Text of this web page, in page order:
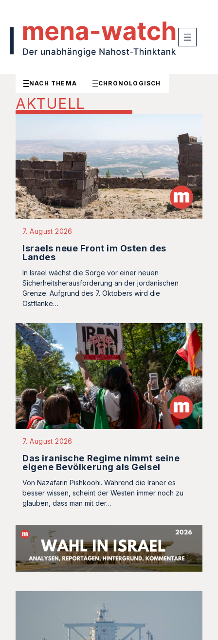
NACH THEMA CHRONOLOGISCH
AKTUELL
7. August 2026
Israels neue Front im Osten des
Landes
In Israel wächst die Sorge vor einer neuen
Sicherheitsherausforderung an der jordanischen
Grenze. Aufgrund des 7. Oktobers wird die
Ostflanke…
7. August 2026
Das iranische Regime nimmt seine
eigene Bevölkerung als Geisel
Von Nazafarin Pishkoohi. Während die Iraner es
besser wissen, scheint der Westen immer noch zu
glauben, dass man mit der…